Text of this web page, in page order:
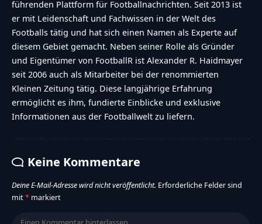
führenden Plattform für Footballnachrichten. Seit 2013 ist
er mit Leidenschaft und Fachwissen in der Welt des
Footballs tätig und hat sich einen Namen als Experte auf
diesem Gebiet gemacht. Neben seiner Rolle als Gründer
und Eigentümer von FootballR ist Alexander R. Haidmayer
seit 2006 auch als Mitarbeiter bei der renommierten
Kleinen Zeitung tätig. Diese langjährige Erfahrung
ermöglicht es ihm, fundierte Einblicke und exklusive
Informationen aus der Footballwelt zu liefern.
Keine Kommentare
Deine E-Mail-Adresse wird nicht veröffentlicht. Erforderliche Felder sind
mit* markiert